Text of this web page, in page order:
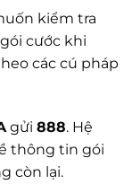
kiểm tra
cước khi
các cú pháp
gửi 888. Hệ
thông tin gói
còn lại.